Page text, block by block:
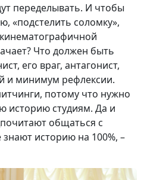
переделывать. И чтобы
«подстелить соломку»,
Что должен быть
его враг, антагонист,
и минимум рефлексии.
потому что нужно
историю студиям. Да и
общаться с
историю на 100%, –